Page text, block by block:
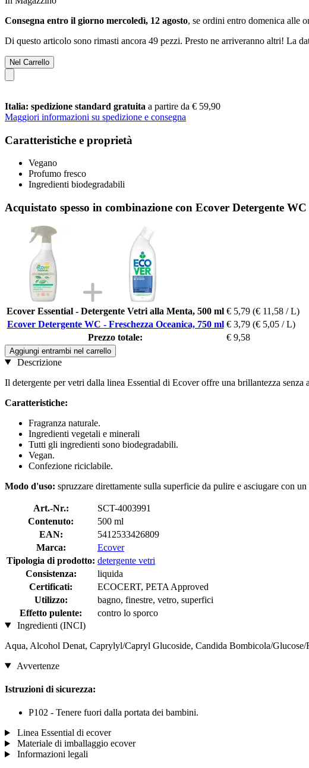
Consegna entro il giorno mercoledì, 12 agosto, se ordini entro domenica alle
Di questo articolo sono rimasti ancora 49 pezzi. Presto ne arriveranno altri! La
Nel Carrello
Italia: spedizione standard gratuita a partire da € 59,90
Maggiori informazioni su spedizione e consegna
Caratteristiche e proprietà
Vegano
Profumo fresco
Ingredienti biodegradabili
Acquistato spesso in combinazione con Ecover Detergente
Ecover Essential - Detergente Vetri alla Menta, 500 ml € 5,79 (€ 11,58 / L)
Ecover Detergente WC - Freschezza Oceanica, 750 ml € 3,79 (€ 5,05 / L)
Prezzo totale:
€ 9,58
Aggiungi entrambi nel carrello
Descrizione
Il detergente per vetri dalla linea Essential di Ecover offre una brillantezza
Caratteristiche:
Fragranza naturale.
Ingredienti vegetali e minerali
Tutti gli ingredienti sono biodegradabili.
Vegan.
Confezione riciclabile.
Modo d'uso: spruzzare direttamente sulla superficie da pulire e asciugare con
Art.-Nr.:
SCT-4003991
Contenuto:
500 ml
EAN:
5412533426809
Marca:
Ecover
Tipologia di prodotto: detergente vetri
Consistenza:
liquida
Certificati:
ECOCERT, PETA Approved
Utilizzo:
bagno, finestre, vetro, superfici
Effetto pulente:
contro lo sporco
Ingredienti (INCI)
Aqua, Alcohol Denat, Caprylyl/Capryl Glucoside, Candida Bombicola/Glucose/
Avvertenze
Istruzioni di sicurezza:
P102 - Tenere fuori dalla portata dei bambini.
Linea Essential di ecover
Materiale di imballaggio ecover
Informazioni legali